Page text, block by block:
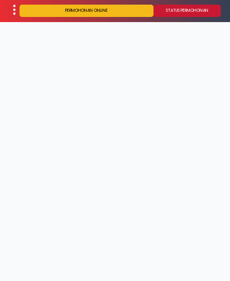
PERMOHONAN ONLINE STATUS PERMOHONAN